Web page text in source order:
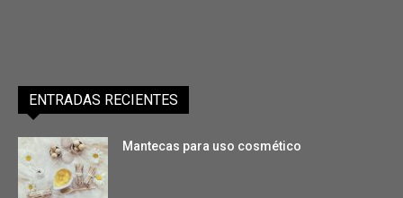
ENTRADAS RECIENTES
Mantecas para uso cosmético